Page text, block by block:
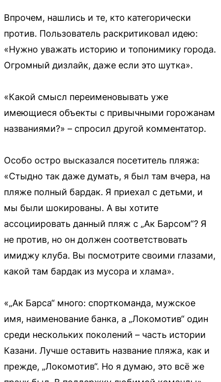
Впрочем, нашлись и те, кто категорически
против. Пользователь раскритиковал идею:
«Нужно уважать историю и топонимику города.
Огромный дизлайк, даже если это шутка».
«Какой смысл переименовывать уже
имеющиеся объекты с привычными горожанам
названиями?» – спросил другой комментатор.
Особо остро высказался посетитель пляжа:
«Стыдно так даже думать, я был там вчера, на
пляже полный бардак. Я приехал с детьми, и
мы были шокированы. А вы хотите
ассоциировать данный пляж с „Ак Барсом“? Я
не против, но он должен соответствовать
имиджу клуба. Вы посмотрите своими глазами,
какой там бардак из мусора и хлама».
«„Ак Барса“ много: спорткоманда, мужское
имя, наименование банка, а „Локомотив“ один
среди нескольких поколений – часть истории
Казани. Лучше оставить название пляжа, как и
прежде, „Локомотив“. Но я думаю, это всё же